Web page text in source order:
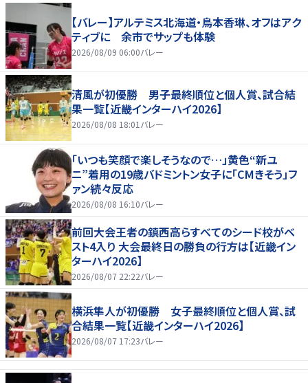
【バレー】アルテミス北海道・鳥本香琳、オフはアク
ティブに 余市でサップも体験
2026/08/09 06:00バレー
清風が初優勝 男子最終順位と個人賞、試合結
果一覧【近畿インターハイ2026】
2026/08/08 18:01 バレー
「いつも笑顔で楽しそうなので…」黄色“新ユ
ニ”着用の19歳バドミントン女子に「CMきそう」フ
ァン続々反応
2026/08/08 16:10バレー
前回大会王者の鎮西高らすべてのシード校がベ
スト4入り 大会最終日の勝負の行方は【近畿イン
ターハイ2026】
2026/08/07 22:22バレー
横浜隼人が初優勝 女子最終順位と個人賞、試
合結果一覧【近畿インターハイ2026】
2026/08/07 17:23バレー